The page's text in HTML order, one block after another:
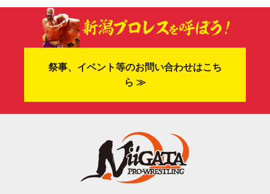
祭事、イベント等のお問い合わせはこち
ら ≫